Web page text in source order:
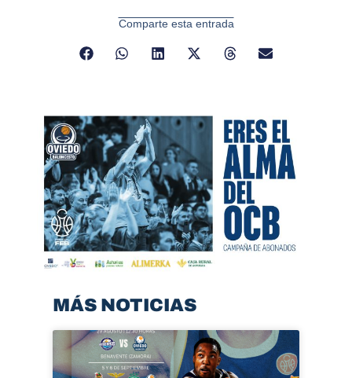
Comparte esta entrada
MÁS NOTICIAS